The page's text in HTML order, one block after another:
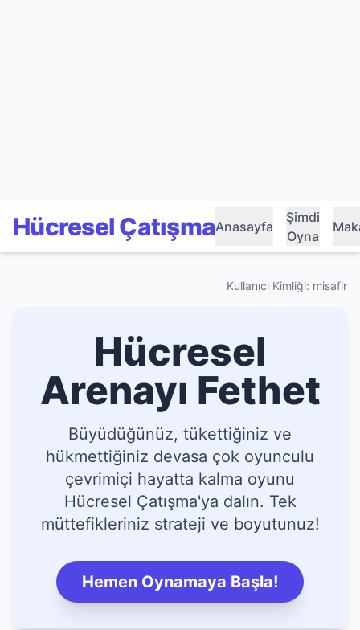
Hücresel ÇatışmaAnasayfa
Şimdi
Oyna
Kullanıcı Kimliği: misafir
Hücresel
Arenayı Fethet
Büyüdüğünüz, tükettiğiniz ve
hükmettiğiniz devasa çok oyunculu
çevrimiçi hayatta kalma oyunu
Hücresel Çatışma'ya dalın. Tek
müttefikleriniz strateji ve boyutunuz!
Hemen Oynamaya Başla!